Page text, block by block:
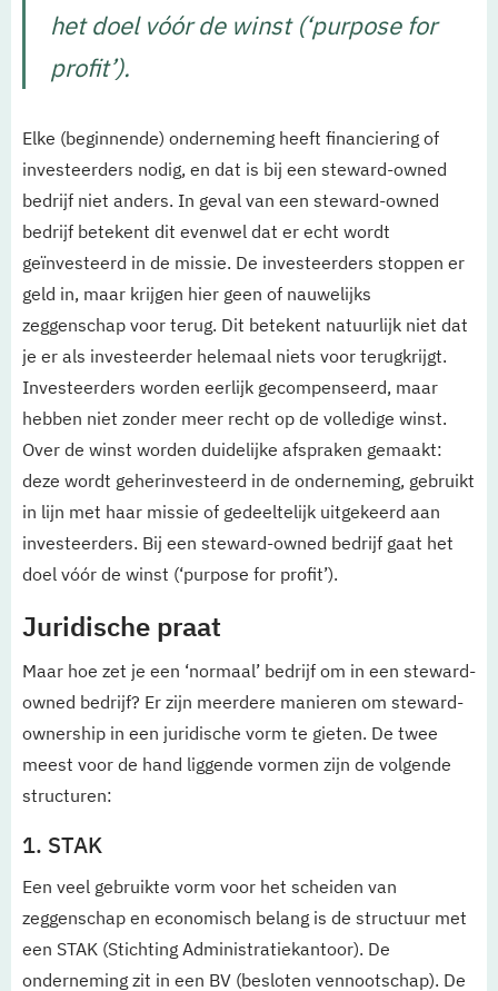
het doel vóór de winst (‘purpose for
profit’).
Elke (beginnende) onderneming heeft financiering of
investeerders nodig, en dat is bij een steward-owned
bedrijf niet anders. In geval van een steward-owned
bedrijf betekent dit evenwel dat er echt wordt
geïnvesteerd in de missie. De investeerders stoppen er
geld in, maar krijgen hier geen of nauwelijks
zeggenschap voor terug. Dit betekent natuurlijk niet dat
je er als investeerder helemaal niets voor terugkrijgt.
Investeerders worden eerlijk gecompenseerd, maar
hebben niet zonder meer recht op de volledige winst.
Over de winst worden duidelijke afspraken gemaakt:
deze wordt geherinvesteerd in de onderneming, gebruikt
in lijn met haar missie of gedeeltelijk uitgekeerd aan
investeerders. Bij een steward-owned bedrijf gaat het
doel vóór de winst (‘purpose for profit’).
Juridische praat
Maar hoe zet je een ‘normaal’ bedrijf om in een steward-
owned bedrijf? Er zijn meerdere manieren om steward-
ownership in een juridische vorm te gieten. De twee
meest voor de hand liggende vormen zijn de volgende
structuren:
1. STAK
Een veel gebruikte vorm voor het scheiden van
zeggenschap en economisch belang is de structuur met
een STAK (Stichting Administratiekantoor). De
onderneming zit in een BV (besloten vennootschap). De